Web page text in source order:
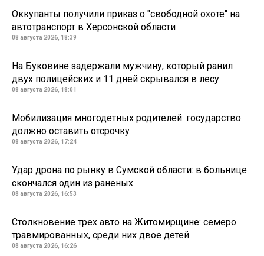
Оккупанты получили приказ о "свободной охоте" на
автотранспорт в Херсонской области
08 августа 2026, 18:39
На Буковине задержали мужчину, который ранил
двух полицейских и 11 дней скрывался в лесу
08 августа 2026, 18:01
Мобилизация многодетных родителей: государство
должно оставить отсрочку
08 августа 2026, 17:24
Удар дрона по рынку в Сумской области: в больнице
скончался один из раненых
08 августа 2026, 16:53
Столкновение трех авто на Житомирщине: семеро
травмированных, среди них двое детей
08 августа 2026, 16:26